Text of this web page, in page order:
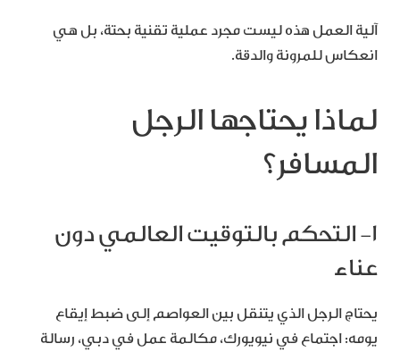
آلية العمل هذه ليست مجرد عملية تقنية بحتة، بل هي
انعكاس للمرونة والدقة.
لماذا يحتاجها الرجل
المسافر؟
1- التحكم بالتوقيت العالمي دون
عناء
يحتاج الرجل الذي يتنقل بين العواصم إلى ضبط إيقاع
يومه: اجتماع في نيويورك، مكالمة عمل في دبي، رسالة